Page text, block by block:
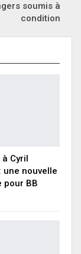
soumis à
condition
Cyril
une nouvelle
pour BB